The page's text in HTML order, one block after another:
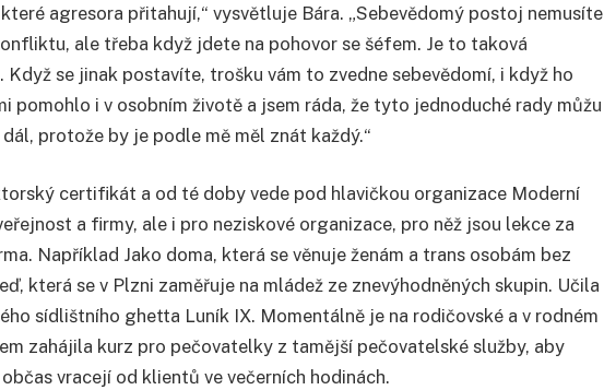
agresora přitahují,“ vysvětluje Bára. „Sebevědomý postoj nemusíte
ale třeba když jdete na pohovor se šéfem. Je to taková
Když se jinak postavíte, trošku vám to zvedne sebevědomí, i když ho
pomohlo i v osobním životě a jsem ráda, že tyto jednoduché rady můžu
protože by je podle mě měl znát každý.“
certifikát a od té doby vede pod hlavičkou organizace Moderní
a firmy, ale i pro neziskové organizace, pro něž jsou lekce za
Například Jako doma, která se věnuje ženám a trans osobám bez
která se v Plzni zaměřuje na mládež ze znevýhodněných skupin. Učila
sídlištního ghetta Luník IX. Momentálně je na rodičovské a v rodném
zahájila kurz pro pečovatelky z tamější pečovatelské služby, aby
vracejí od klientů ve večerních hodinách.